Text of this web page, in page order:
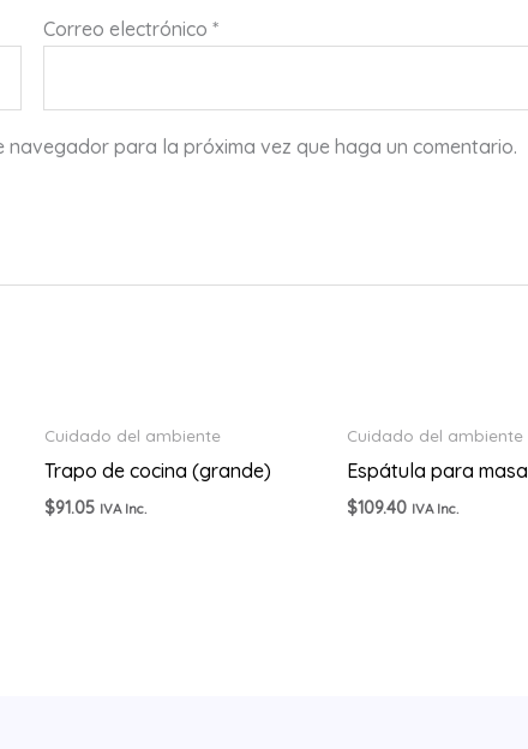
Correo electrónico*
para la próxima vez que haga un comentario.
Cuidado del ambiente
Trapo de cocina (grande)
$91.05 IVA Inc.
Cuidado del ambiente
Espátula para masa
$109.40 IVA Inc.